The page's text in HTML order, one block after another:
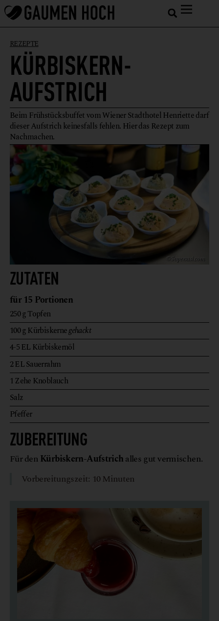
REZEPTE
KÜRBISKERN-
AUFSTRICH
Beim Frühstücksbuffet vom Wiener Stadthotel Henriette darf
dieser Aufstrich keinesfalls fehlen. Hier das Rezept zum
Nachmachen.
© Supersusi.com
ZUBEREITUNG
Für denKürbiskern-Aufstrichalles gut vermischen.
Vorbereitungszeit: 10 Minuten
ZUTATEN
für 15 Portionen
250gTopfen
100gKürbiskernegehackt
4-5EL Kürbiskernöl
2ELSauerrahm
1 Zehe Knoblauch
Salz
Pfeffer